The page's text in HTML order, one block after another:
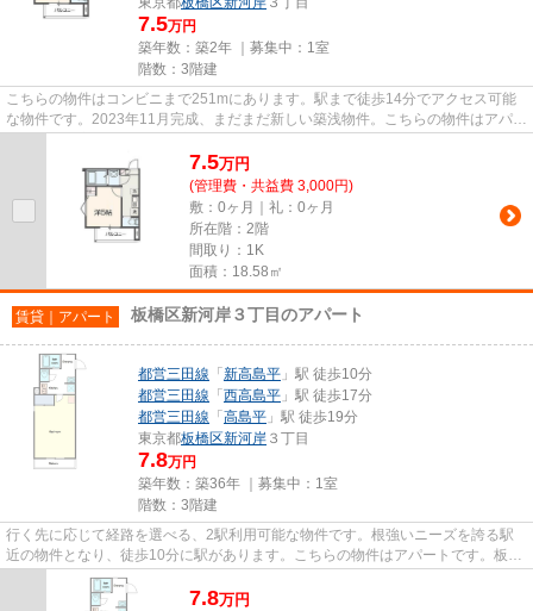
7.5万円
築年数：築2年 ｜募集中： 1室
階数：3階建
こちらの物件はコンビニまで251mにあります。駅まで徒歩14分でアクセス可能
な物件です。2023年11月完成、まだまだ新しい築浅物件。こちらの物件はアパー
7.5万円
(管理費・共益費 3,000円)
敷：0ヶ月｜礼：0ヶ月
所在階：2階
間取り：1K
面積：18.58㎡
賃貸｜アパート 板橋区新河岸３丁目のアパート
都営三田線 「 新高島平 」駅 徒歩10分
都営三田線 「 西高島平 」駅 徒歩17分
都営三田線 「 高島平 」駅 徒歩19分
東京都板橋区新河岸 ３丁目
7.8万円
築年数：築36年 ｜募集中： 1室
階数：3階建
行く先に応じて経路を選べる、2駅利用可能な物件です。根強いニーズを誇る駅
近の物件となり、徒歩10分に駅があります。こちらの物件はアパートです。板橋
区エリアにある賃貸情報のこと...
7.8万円